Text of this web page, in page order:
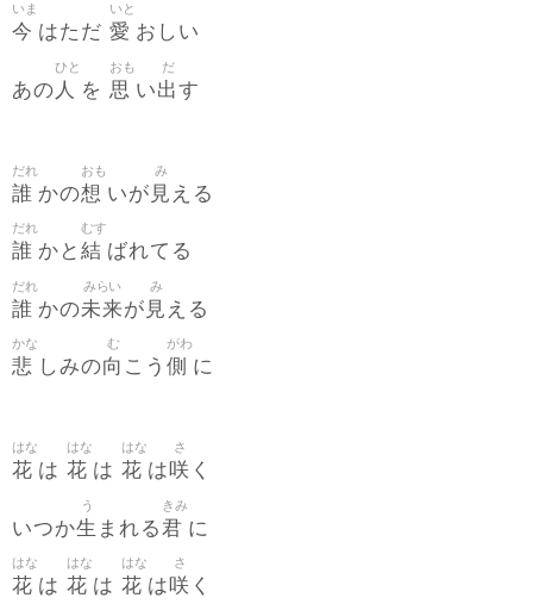
今
いま
はただ 愛
いと
おしい
あの 人
ひと
を 思
おも
い出
だ
す
誰
だれ
かの想
おも
いが 見
み
える
誰
だれ
かと 結
むす
ばれてる
誰
だれ
かの未来
みらい
が 見
み
える
悲
かな
しみの向
む
こう 側
がわ
に
花
はな
は 花
はな
は 花
はな
は咲
さ
く
いつか生
う
まれる君
きみ
に
花
はな
は 花
はな
は 花
はな
は咲
さ
く